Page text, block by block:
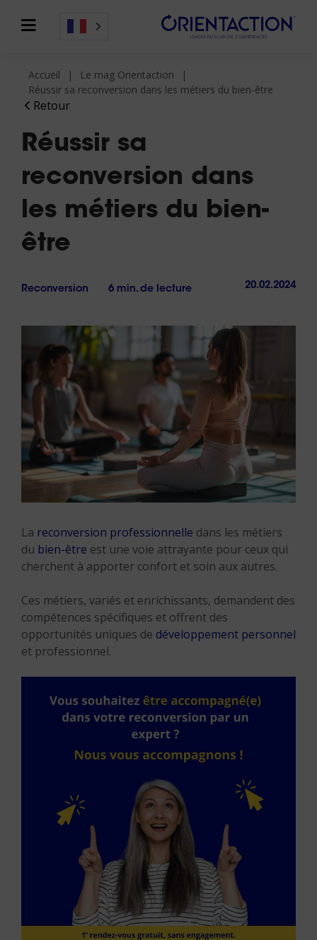
Retour
Accueil
Le mag Orientaction
Réussir sa reconversion dans les métiers du bien-être
Réussir sa
reconversion dans
les métiers du bien-
être
Reconversion 6 min. de lecture 20.02.2024
La reconversion professionnelle dans les métiers
du bien-être est une voie attrayante pour ceux qui
cherchent à apporter confort et soin aux autres.
Ces métiers, variés et enrichissants, demandent des
compétences spécifiques et offrent des
opportunités uniques de développement personnel
et professionnel.